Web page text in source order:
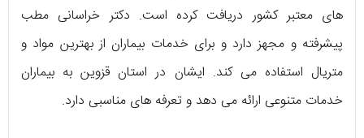
های معتبر کشور دریافت کرده است. دکتر خراسانی مطب
پیشرفته و مجهز دارد و برای خدمات بیماران از بهترین مواد و
متریال استفاده می کند. ایشان در استان قزوین به بیماران
خدمات متنوعی ارائه می دهد و تعرفه های مناسبی دارد.